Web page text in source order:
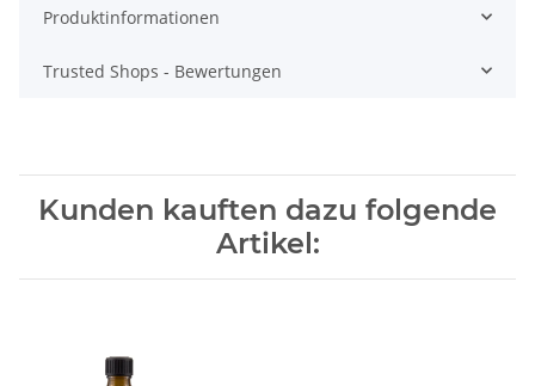
Produktinformationen
Trusted Shops - Bewertungen
Kunden kauften dazu folgende
Artikel: